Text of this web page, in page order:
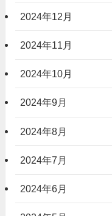
2024年12月
2024年11月
2024年10月
2024年9月
2024年8月
2024年7月
2024年6月